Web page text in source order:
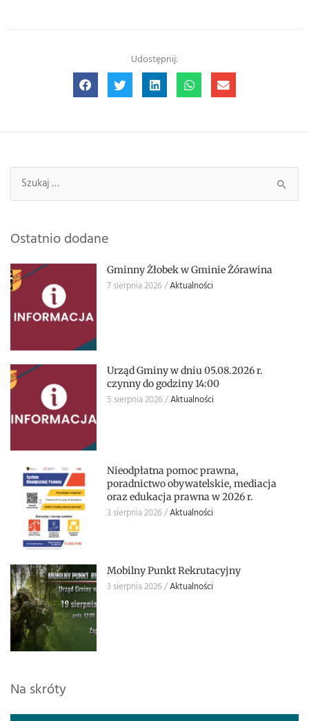
Udostępnij:
Szukaj:
Ostatnio dodane
Gminny Żłobek w Gminie Żórawina
7 sierpnia 2026 Aktualności
Urząd Gminy w dniu 05.08.2026 r.
czynny do godziny 14:00
5 sierpnia 2026 Aktualności
Nieodpłatna pomoc prawna,
poradnictwo obywatelskie, mediacja
oraz edukacja prawna w 2026 r.
3 sierpnia 2026 Aktualności
Mobilny Punkt Rekrutacyjny
3 sierpnia 2026 Aktualności
Na skróty